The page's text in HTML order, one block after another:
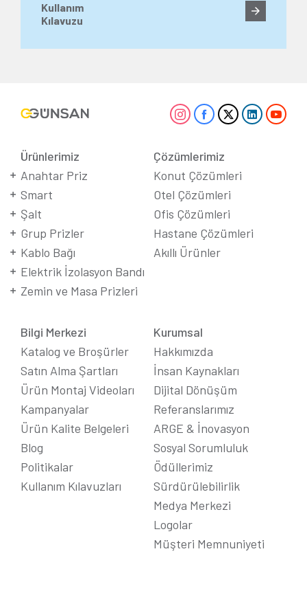
Kullanım
Kılavuzu
Ürünlerimiz
Anahtar Priz
Smart
Şalt
Grup Prizler
Kablo Bağı
Elektrik İzolasyon Bandı
Zemin ve Masa Prizleri
Çözümlerimiz
Konut Çözümleri
Otel Çözümleri
Ofis Çözümleri
Hastane Çözümleri
Akıllı Ürünler
Bilgi Merkezi
Katalog ve Broşürler
Satın Alma Şartları
Ürün Montaj Videoları
Kampanyalar
Ürün Kalite Belgeleri
Blog
Politikalar
Kullanım Kılavuzları
Kurumsal
Hakkımızda
İnsan Kaynakları
Dijital Dönüşüm
Referanslarımız
ARGE & İnovasyon
Sosyal Sorumluluk
Ödüllerimiz
Sürdürülebilirlik
Medya Merkezi
Logolar
Müşteri Memnuniyeti